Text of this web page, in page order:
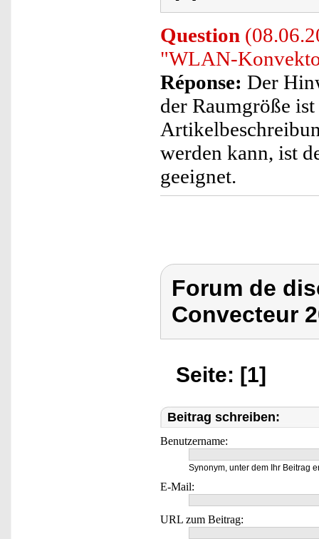
Question
"WLAN-
Réponse: Der
der Raumgröße
werden kann, ist
geeignet.
Forum de
Convecteur
Seite: [1]
Beitrag schreiben:
Benutzername:
Synonym, unter dem Ihr Beitrag
E-Mail:
URL zum Beitrag: